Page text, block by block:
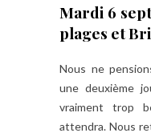
Mardi 6
plages et
Nous ne
une deuxième
vraiment trop
attendra. Nous